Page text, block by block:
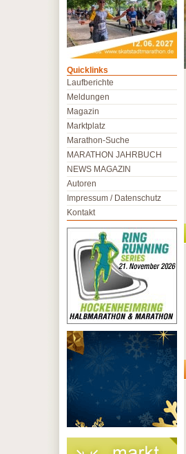
Quicklinks
Laufberichte
Meldungen
Magazin
Marktplatz
Marathon-Suche
MARATHON JAHRBUCH
NEWS MAGAZIN
Autoren
Impressum / Datenschutz
Kontakt